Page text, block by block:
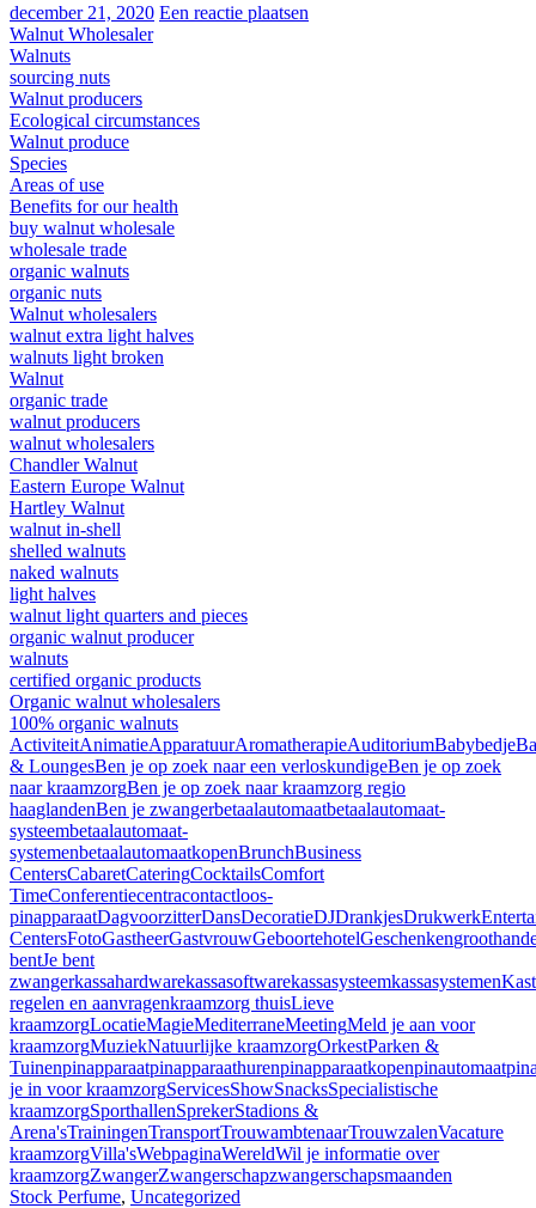
december 21, 2020 Een reactie plaatsen
Walnut Wholesaler
Walnuts
sourcing nuts
Walnut producers
Ecological circumstances
Walnut produce
Species
Areas of use
Benefits for our health
buy walnut wholesale
wholesale trade
organic walnuts
organic nuts
Walnut wholesalers
walnut extra light halves
walnuts light broken
Walnut
organic trade
walnut producers
walnut wholesalers
Chandler Walnut
Eastern Europe Walnut
Hartley Walnut
walnut in-shell
shelled walnuts
naked walnuts
light halves
walnut light quarters and pieces
organic walnut producer
walnuts
certified organic products
Organic walnut wholesalers
100% organic walnuts
ActiviteitAnimatieApparatuurAromatherapieAuditoriumBabybedje
& LoungesBen je op zoek naar een verloskundigeBen je op zoek
naar kraamzorgBen je op zoek naar kraamzorg regio
haaglandenBen je zwangerbetaalautomaatbetaalautomaat-
systeembetaalautomaat-
systemenbetaalautomaatkopenBrunchBusiness
CentersCabaretCateringCocktailsComfort
TimeConferentiecentracontactloos-
pinapparaatDagvoorzitterDansDecoratieDJDrankjesDrukwerk
CentersFotoGastheerGastvrouwGeboortehotelGeschenken
bentJe bent
zwangerkassahardwarekassasoftwarekassasysteemkassasystemen
regelen en aanvragenkraamzorg thuisLieve
kraamzorgLocatieMagieMediterraneMeetingMeld je aan voor
kraamzorgMuziekNatuurlijke kraamzorgOrkestParken &
Tuinenpinapparaatpinapparaathurenpinapparaatkopenpinautomaat
je in voor kraamzorgServicesShowSnacksSpecialistische
kraamzorgSporthallenSprekerStadions &
Arena'sTrainingenTransportTrouwambtenaarTrouwzalenVacature
kraamzorgVilla'sWebpaginaWereldWil je informatie over
kraamzorgZwangerZwangerschapzwangerschapsmaanden
Stock Perfume, Uncategorized